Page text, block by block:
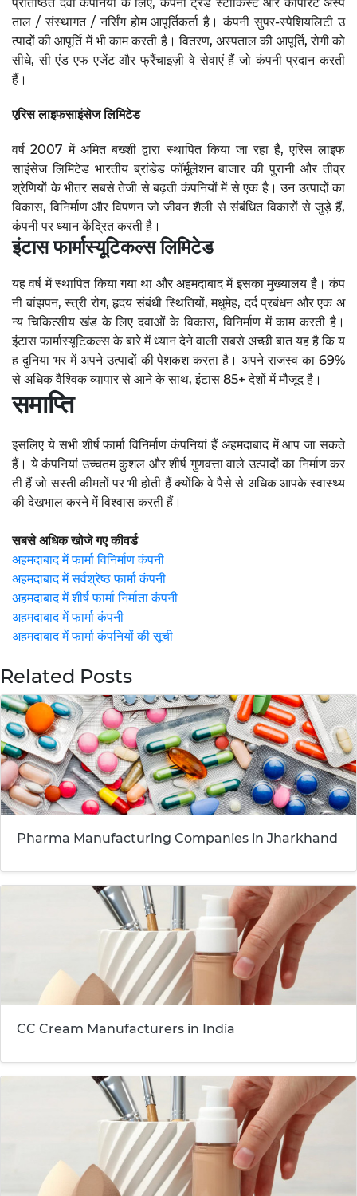
ताल / संस्थागत / नर्सिंग होम आपूर्तिकर्ता है। कंपनी सुपर-स्पेशियलिटी उ
त्पादों की आपूर्ति में भी काम करती है। वितरण, अस्पताल की आपूर्ति, रोगी को
सीधे, सी एंड एफ एजेंट और फ्रैंचाइज़ी वे सेवाएं हैं जो कंपनी प्रदान करती
हैं।
एरिस लाइफसाइंसेज लिमिटेड
वर्ष 2007 में अमित बख्शी द्वारा स्थापित किया जा रहा है, एरिस लाइफ
साइंसेज लिमिटेड भारतीय ब्रांडेड फॉर्मूलेशन बाजार की पुरानी और तीव्र
श्रेणियों के भीतर सबसे तेजी से बढ़ती कंपनियों में से एक है। उन उत्पादों का
विकास, विनिर्माण और विपणन जो जीवन शैली से संबंधित विकारों से जुड़े हैं,
कंपनी पर ध्यान केंद्रित करती है।
इंटास फार्मास्यूटिकल्स लिमिटेड
यह वर्ष में स्थापित किया गया था और अहमदाबाद में इसका मुख्यालय है। कंप
नी बांझपन, स्त्री रोग, हृदय संबंधी स्थितियों, मधुमेह, दर्द प्रबंधन और एक अ
न्य चिकित्सीय खंड के लिए दवाओं के विकास, विनिर्माण में काम करती है।
इंटास फार्मास्यूटिकल्स के बारे में ध्यान देने वाली सबसे अच्छी बात यह है कि य
ह दुनिया भर में अपने उत्पादों की पेशकश करता है। अपने राजस्व का 69%
से अधिक वैश्विक व्यापार से आने के साथ, इंटास 85+ देशों में मौजूद है।
समाप्ति
इसलिए ये सभी शीर्ष फार्मा विनिर्माण कंपनियां हैं अहमदाबाद में आप जा सकते
हैं। ये कंपनियां उच्चतम कुशल और शीर्ष गुणवत्ता वाले उत्पादों का निर्माण कर
ती हैं जो सस्ती कीमतों पर भी होती हैं क्योंकि वे पैसे से अधिक आपके स्वास्थ्य
की देखभाल करने में विश्वास करती हैं।
सबसे अधिक खोजे गए कीवर्ड
अहमदाबाद में फार्मा विनिर्माण कंपनी
अहमदाबाद में सर्वश्रेष्ठ फार्मा कंपनी
अहमदाबाद में शीर्ष फार्मा निर्माता कंपनी
अहमदाबाद में फार्मा कंपनी
अहमदाबाद में फार्मा कंपनियों की सूची
Related Posts
Pharma Manufacturing Companies in Jharkhand
CC Cream Manufacturers in India